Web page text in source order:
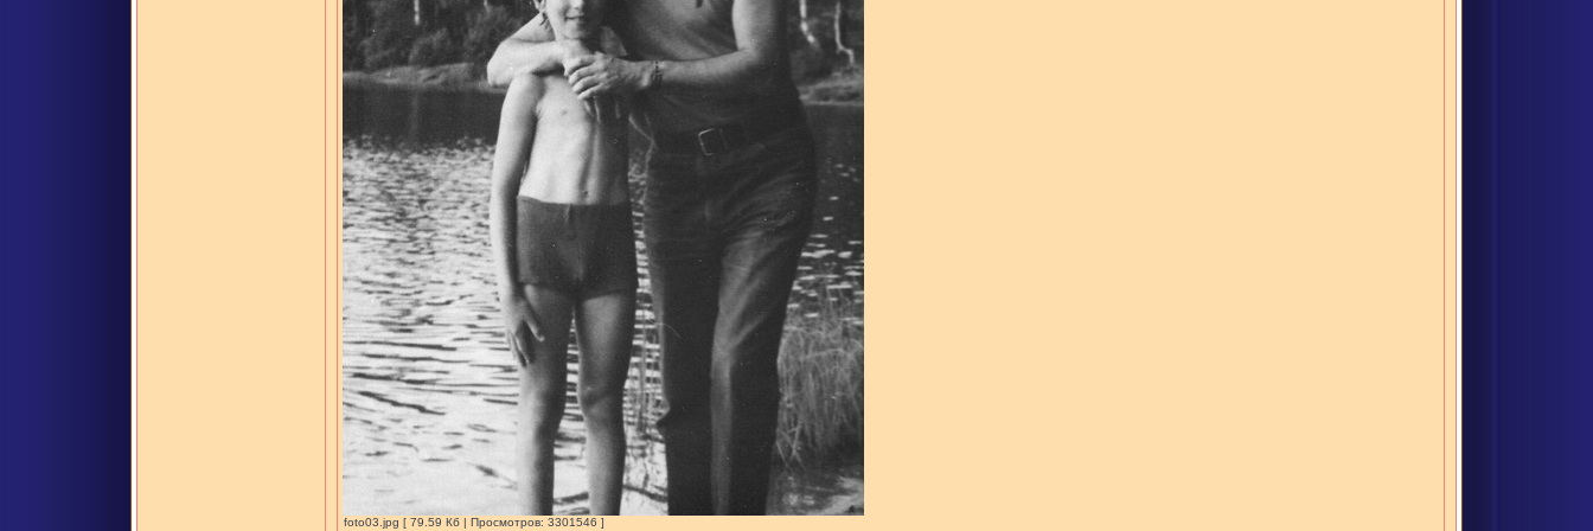
foto03.jpg [ 79.59 Кб | Просмотров: 3301546 ]